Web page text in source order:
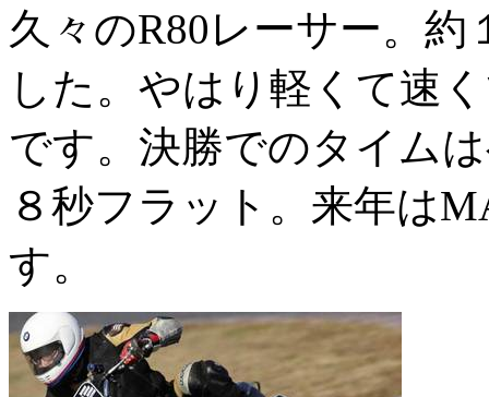
久々のR80レーサー。
した。やはり軽くて速
です。決勝でのタイム
８秒フラット。来年は
す。